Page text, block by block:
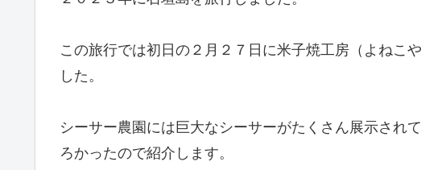
この旅行では初日の２月２７日に米子焼工房（よねこ
した。
シーサー農園には巨大なシーサーがたくさん展示され
ろかったので紹介します。